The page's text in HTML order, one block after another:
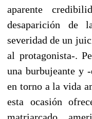
aparente
desaparición de
severidad de un
al protagonista-.
una burbujeante y
en torno a la vida
esta ocasión